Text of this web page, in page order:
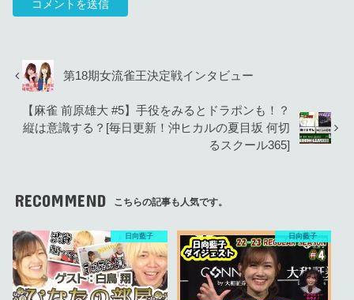
第18期女流雀王決定戦インタビュー
【麻雀 前原雄大 #5】手役をみるとドラポンも！？
縦は意識する？[毎日更新！沖ヒカルの夏目坂 何切
るスクール365]
RECOMMEND こちらの記事も人気です。
日向藍子 日向藍子